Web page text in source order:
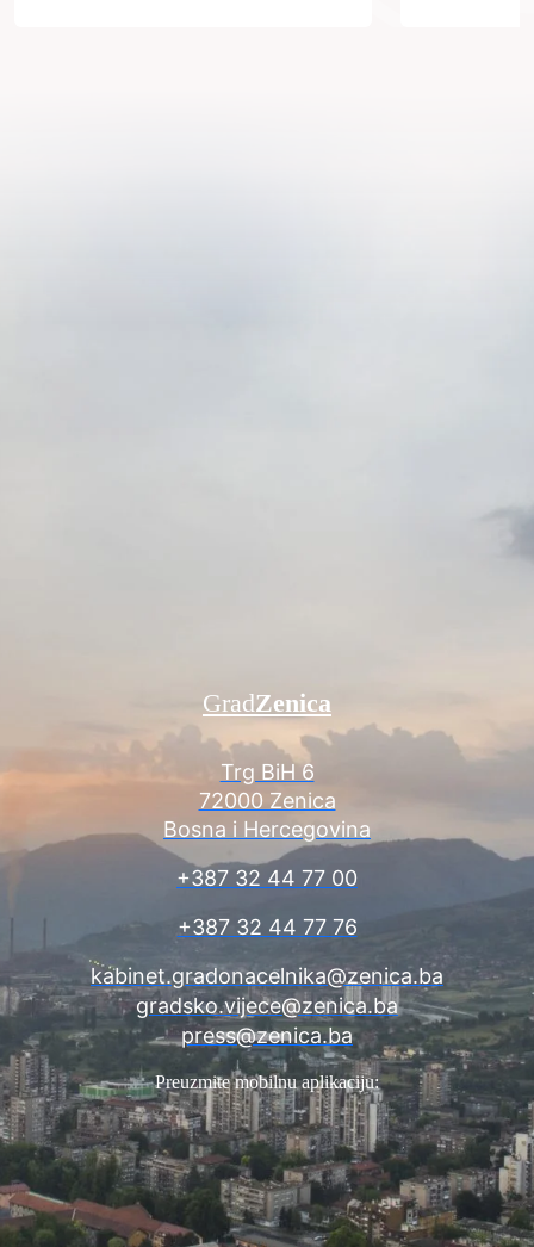
Trg BiH 6
72000 Zenica
Bosna i Hercegovina
+387 32 44 77 00
+387 32 44 77 76
kabinet.gradonacelnika@zenica.ba
gradsko.vijece@zenica.ba
press@zenica.ba
GradZenica
Preuzmite mobilnu aplikaciju: